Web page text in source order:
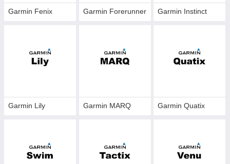
Garmin Fenix Garmin Forerunner Garmin Instinct
Garmin Lily Garmin MARQ Garmin Quatix